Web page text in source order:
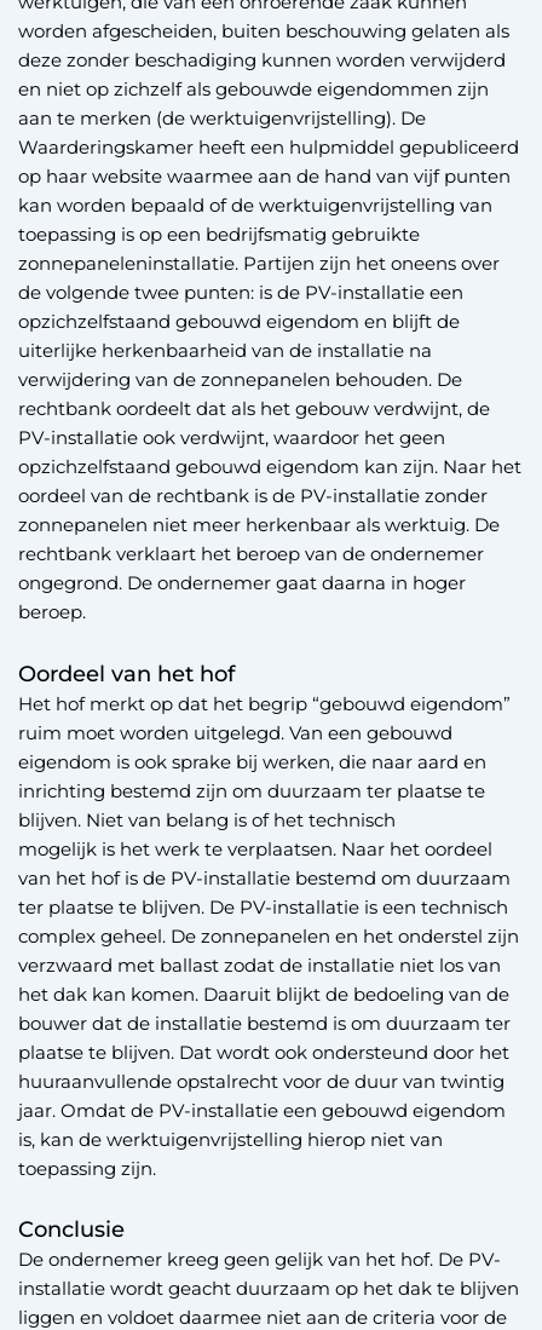
worden afgescheiden, buiten beschouwing gelaten als
deze zonder beschadiging kunnen worden verwijderd
en niet op zichzelf als gebouwde eigendommen zijn
aan te merken (de werktuigenvrijstelling). De
Waarderingskamer heeft een hulpmiddel gepubliceerd
op haar website waarmee aan de hand van vijf punten
kan worden bepaald of de werktuigenvrijstelling van
toepassing is op een bedrijfsmatig gebruikte
zonnepaneleninstallatie. Partijen zijn het oneens over
de volgende twee punten: is de PV-installatie een
opzichzelfstaand gebouwd eigendom en blijft de
uiterlijke herkenbaarheid van de installatie na
verwijdering van de zonnepanelen behouden. De
rechtbank oordeelt dat als het gebouw verdwijnt, de
PV-installatie ook verdwijnt, waardoor het geen
opzichzelfstaand gebouwd eigendom kan zijn. Naar het
oordeel van de rechtbank is de PV-installatie zonder
zonnepanelen niet meer herkenbaar als werktuig. De
rechtbank verklaart het beroep van de ondernemer
ongegrond. De ondernemer gaat daarna in hoger
beroep.
Oordeel van het hof
Het hof merkt op dat het begrip “gebouwd eigendom”
ruim moet worden uitgelegd. Van een gebouwd
eigendom is ook sprake bij werken, die naar aard en
inrichting bestemd zijn om duurzaam ter plaatse te
blijven. Niet van belang is of het technisch
mogelijk is het werk te verplaatsen. Naar het oordeel
van het hof is de PV-installatie bestemd om duurzaam
ter plaatse te blijven. De PV-installatie is een technisch
complex geheel. De zonnepanelen en het onderstel zijn
verzwaard met ballast zodat de installatie niet los van
het dak kan komen. Daaruit blijkt de bedoeling van de
bouwer dat de installatie bestemd is om duurzaam ter
plaatse te blijven. Dat wordt ook ondersteund door het
huuraanvullende opstalrecht voor de duur van twintig
jaar. Omdat de PV-installatie een gebouwd eigendom
is, kan de werktuigenvrijstelling hierop niet van
toepassing zijn.
Conclusie
De ondernemer kreeg geen gelijk van het hof. De PV-
installatie wordt geacht duurzaam op het dak te blijven
liggen en voldoet daarmee niet aan de criteria voor de